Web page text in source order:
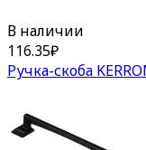
В наличии
116.35₽
Ручка-скоба